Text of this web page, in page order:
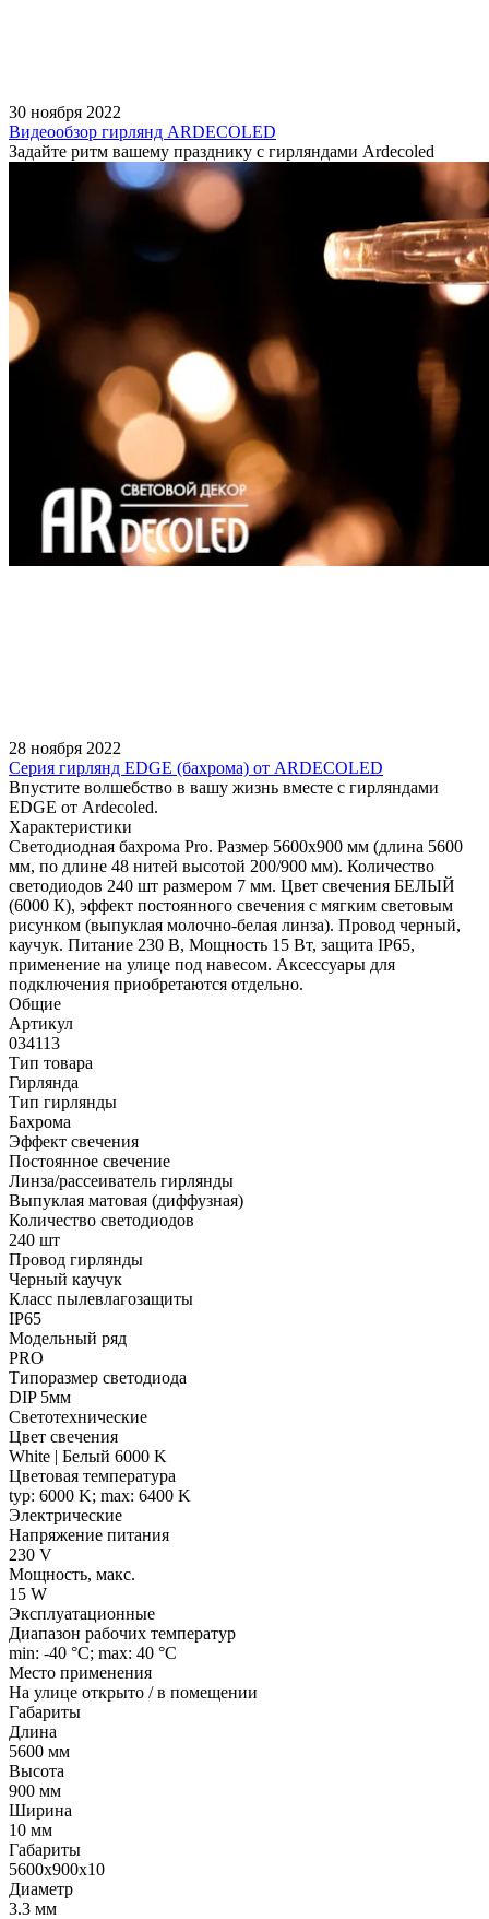
30 ноября 2022
Видеообзор гирлянд ARDECOLED
Задайте ритм вашему празднику с гирляндами Ardecoled
28 ноября 2022
Серия гирлянд EDGE (бахрома) от ARDECOLED
Впустите волшебство в вашу жизнь вместе с гирляндами
EDGE от Ardecoled.
Характеристики
Светодиодная бахрома Pro. Размер 5600x900 мм (длина 5600
мм, по длине 48 нитей высотой 200/900 мм). Количество
светодиодов 240 шт размером 7 мм. Цвет свечения БЕЛЫЙ
(6000 К), эффект постоянного свечения с мягким световым
рисунком (выпуклая молочно-белая линза). Провод черный,
каучук. Питание 230 В, Мощность 15 Вт, защита IP65,
применение на улице под навесом. Аксессуары для
подключения приобретаются отдельно.
Общие
Артикул
034113
Тип товара
Гирлянда
Тип гирлянды
Бахрома
Эффект свечения
Постоянное свечение
Линза/рассеиватель гирлянды
Выпуклая матовая (диффузная)
Количество светодиодов
240 шт
Провод гирлянды
Черный каучук
Класс пылевлагозащиты
IP65
Модельный ряд
PRO
Типоразмер светодиода
DIP 5мм
Светотехнические
Цвет свечения
White | Белый 6000 K
Цветовая температура
typ: 6000 K; max: 6400 K
Электрические
Напряжение питания
230 V
Мощность, макс.
15 W
Эксплуатационные
Диапазон рабочих температур
min: -40 °C; max: 40 °C
Место применения
На улице открыто / в помещении
Габариты
Длина
5600 мм
Высота
900 мм
Ширина
10 мм
Габариты
5600x900x10
Диаметр
3.3 мм